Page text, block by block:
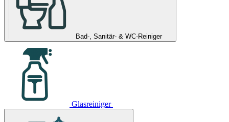
Bad-, Sanitär- & WC-Reiniger
Glasreiniger